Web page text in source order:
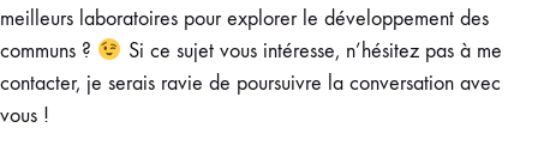
meilleurs laboratoires pour explorer le développement des
communs ?
Si ce sujet vous intéresse, n’hésitez pas à me
contacter, je serais ravie de poursuivre la conversation avec
vous !